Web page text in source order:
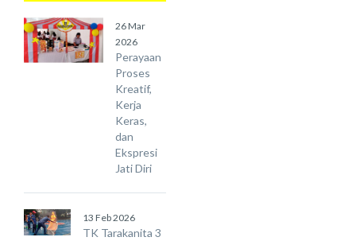
26 Mar
2026
Perayaan
Proses
Kreatif,
Kerja
Keras,
dan
Ekspresi
Jati Diri
13 Feb 2026
TK Tarakanita 3